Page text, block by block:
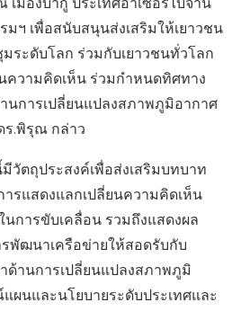
เมืองบากู ประเทศอาเซอร์ไบจาน
ฯ เพื่อสนับสนุนส่งเสริมให้เยาวชน
มระดับโลก ร่วมกับเยาวชนทั่วโลก
ความคิดเห็น ร่วมกำหนดทิศทาง
นการเปลี่ยนแปลงสภาพภูมิอากาศ
ร.พิรุณ กล่าว
วัตถุประสงค์เพื่อส่งเสริมบทบาท
ารแสดงแลกเปลี่ยนความคิดเห็น
การขับเคลื่อน รวมถึงแสดงผล
พัฒนาเครือข่ายให้สอดรับกับ
านการเปลี่ยนแปลงสภาพภูมิ
ผนและนโยบายระดับประเทศและ